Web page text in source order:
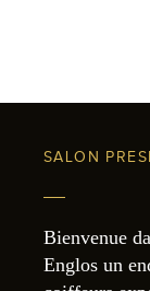
SALON
Bienvenue
Englos un